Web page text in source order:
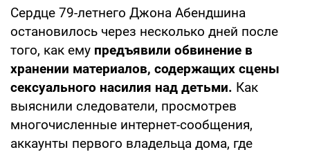
Сердце 79-летнего Джона Абендшина
остановилось через несколько дней после
того, как ему предъявили обвинение в
хранении материалов, содержащих сцены
сексуального насилия над детьми. Как
выяснили следователи, просмотрев
многочисленные интернет-сообщения,
аккаунты первого владельца дома, где